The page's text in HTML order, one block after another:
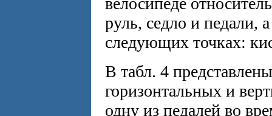
руль, седло и педали,
следующих точках:
В табл. 4
горизонтальных и
одну из педалей во